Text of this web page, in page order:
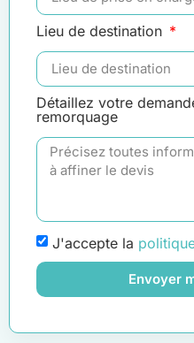
Lieu de destination
Détaillez votre
remorquage
J'accepte la
Envoyer